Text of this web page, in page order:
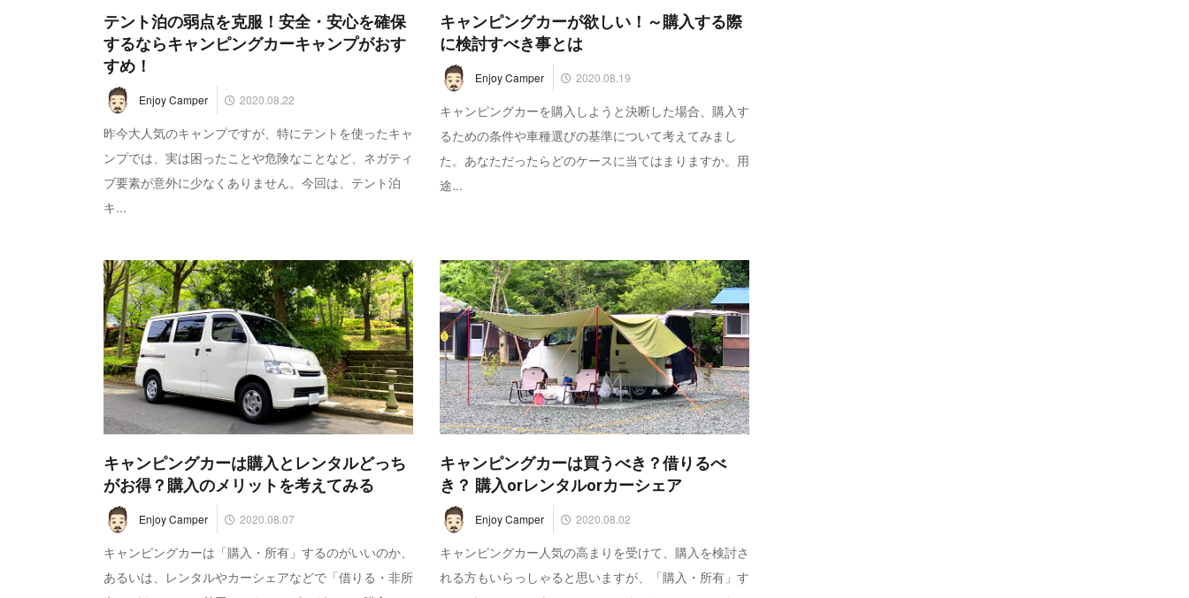
テント泊の弱点を克服！安全・安心を確保
するならキャンピングカーキャンプがおす
すめ！
Enjoy Camper 2020.08.22
昨今大人気のキャンプですが、特にテントを使ったキャ
ンプでは、実は困ったことや危険なことなど、ネガティ
ブ要素が意外に少なくありません。今回は、テント泊
キ...
キャンピングカーが欲しい！～購入する際
に検討すべき事とは
Enjoy Camper 2020.08.19
キャンピングカーを購入しようと決断した場合、購入す
るための条件や車種選びの基準について考えてみまし
た。あなただったらどのケースに当てはまりますか。用
途...
キャンピングカーは購入とレンタルどっち
がお得？購入のメリットを考えてみる
Enjoy Camper 2020.08.07
キャンピングカーは「購入・所有」するのがいいのか、
あるいは、レンタルやカーシェアなどで「借りる・非所
キャンピングカーは買うべき？借りるべ
き？ 購入orレンタルorカーシェア
Enjoy Camper 2020.08.02
キャンピングカー人気の高まりを受けて、購入を検討さ
れる方もいらっしゃると思いますが、「購入・所有」す